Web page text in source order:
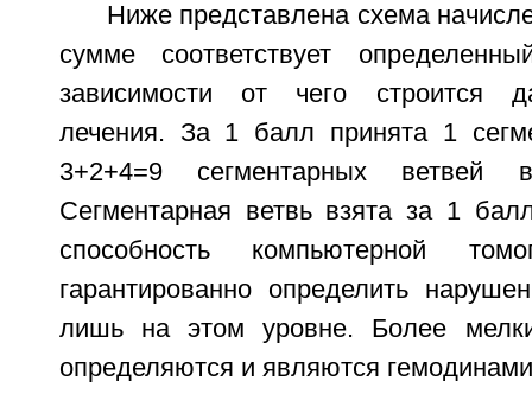
Ниже представлена схема
сумме соответствует
зависимости от чего строится
лечения. За 1 балл принята 1
3+2+4=9 сегментарных ветвей
Сегментарная ветвь взята за 1
способность компьютерной
гарантированно определить
лишь на этом уровне. Более
определяются и являются